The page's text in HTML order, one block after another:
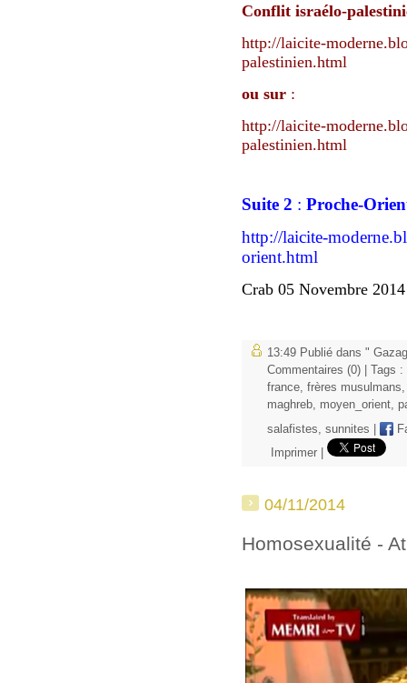
Conflit israélo-
http://laicite-
palestinien.html
ou sur :
http://laicite-
palestinien.html
Suite 2 : Proche-
http://laicite-
orient.html
Crab 05 Novembre 2014
13:49 Publié dans "
Commentaires (0) | Tags :
france, frères musulmans
maghreb, moyen_orient,
salafistes, sunnites
Imprimer
04/11/2014
Homosexualité -